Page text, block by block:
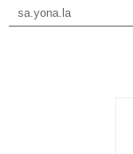
sa.yona.la